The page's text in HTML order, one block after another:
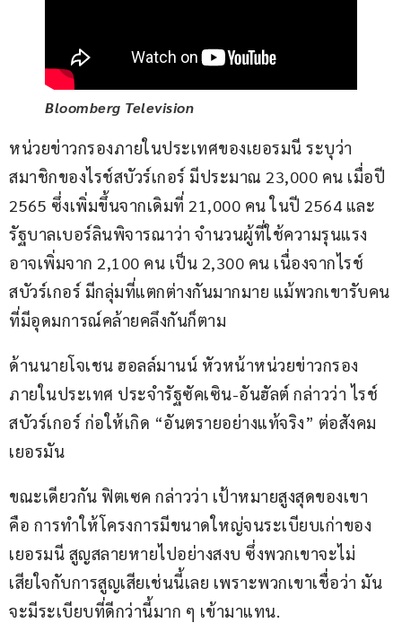
Bloomberg Television
หน่วยข่าวกรองภายในประเทศของเยอรมนี ระบุว่า
สมาชิกของไรช์สบัวร์เกอร์ มีประมาณ 23,000 คน เมื่อปี
2565 ซึ่งเพิ่มขึ้นจากเดิมที่ 21,000 คน ในปี 2564 และ
รัฐบาลเบอร์ลินพิจารณาว่า จำนวนผู้ที่ใช้ความรุนแรง
อาจเพิ่มจาก 2,100 คน เป็น 2,300 คน เนื่องจากไรช์
สบัวร์เกอร์ มีกลุ่มที่แตกต่างกันมากมาย แม้พวกเขารับคน
ที่มีอุดมการณ์คล้ายคลึงกันก็ตาม
ด้านนายโจเชน ฮอลล์มานน์ หัวหน้าหน่วยข่าวกรอง
ภายในประเทศ ประจำรัฐซัคเซิน-อันฮัลต์ กล่าวว่า ไรช์
สบัวร์เกอร์ ก่อให้เกิด “อันตรายอย่างแท้จริง” ต่อสังคม
เยอรมัน
ขณะเดียวกัน ฟิตเซค กล่าวว่า เป้าหมายสูงสุดของเขา
คือ การทำให้โครงการมีขนาดใหญ่จนระเบียบเก่าของ
เยอรมนี สูญสลายหายไปอย่างสงบ ซึ่งพวกเขาจะไม่
เสียใจกับการสูญเสียเช่นนี้เลย เพราะพวกเขาเชื่อว่า มัน
จะมีระเบียบที่ดีกว่านี้มาก ๆ เข้ามาแทน.